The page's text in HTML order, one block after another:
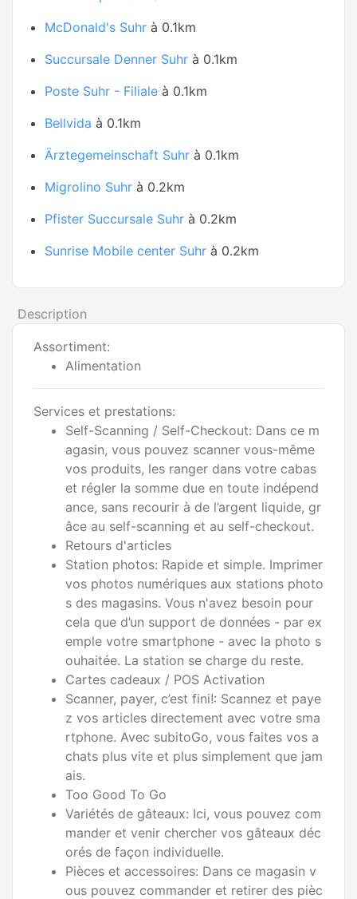
McDonald's Suhr à 0.1km
Succursale Denner Suhr à 0.1km
Poste Suhr - Filiale à 0.1km
Bellvida à 0.1km
Ärztegemeinschaft Suhr à 0.1km
Migrolino Suhr à 0.2km
Pfister Succursale Suhr à 0.2km
Sunrise Mobile center Suhr à 0.2km
Description
Assortiment:
Alimentation
Services et prestations:
Self-Scanning / Self-Checkout: Dans ce m
agasin, vous pouvez scanner vous-même
vos produits, les ranger dans votre cabas
et régler la somme due en toute indépend
ance, sans recourir à de l’argent liquide, gr
âce au self-scanning et au self-checkout.
Retours d'articles
Station photos: Rapide et simple. Imprimer
vos photos numériques aux stations photo
s des magasins. Vous n'avez besoin pour
cela que d’un support de données - par ex
emple votre smartphone - avec la photo s
ouhaitée. La station se charge du reste.
Cartes cadeaux / POS Activation
Scanner, payer, c’est fini!: Scannez et paye
z vos articles directement avec votre sma
rtphone. Avec subitoGo, vous faites vos a
chats plus vite et plus simplement que jam
ais.
Too Good To Go
Variétés de gâteaux: Ici, vous pouvez com
mander et venir chercher vos gâteaux déc
orés de façon individuelle.
Pièces et accessoires: Dans ce magasin v
ous pouvez commander et retirer des pièc